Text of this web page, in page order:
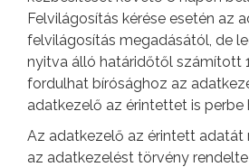
Felvilágosítás kérése esetén az
felvilágosítás megadásától, de
nyitva álló határidőtől számított
fordulhat bírósághoz az
adatkezelő az érintettet is perbe
Az adatkezelő az érintett adatát
az adatkezelést törvény